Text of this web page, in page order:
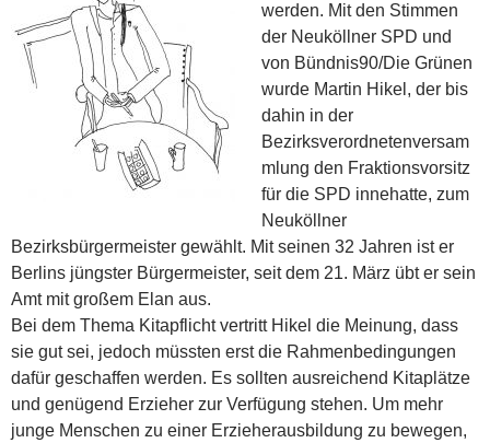
werden. Mit den Stimmen
der Neuköllner SPD und
von Bündnis90/Die Grünen
wurde Martin Hikel, der bis
dahin in der
Bezirksverordnetenversam
mlung den Fraktionsvorsitz
für die SPD innehatte, zum
Neuköllner
Bezirksbürgermeister gewählt. Mit seinen 32 Jahren ist er
Berlins jüngster Bürgermeister, seit dem 21. März übt er sein
Amt mit großem Elan aus.
Bei dem Thema Kitapflicht vertritt Hikel die Meinung, dass
sie gut sei, jedoch müssten erst die Rahmenbedingungen
dafür geschaffen werden. Es sollten ausreichend Kitaplätze
und genügend Erzieher zur Verfügung stehen. Um mehr
junge Menschen zu einer Erzieherausbildung zu bewegen,